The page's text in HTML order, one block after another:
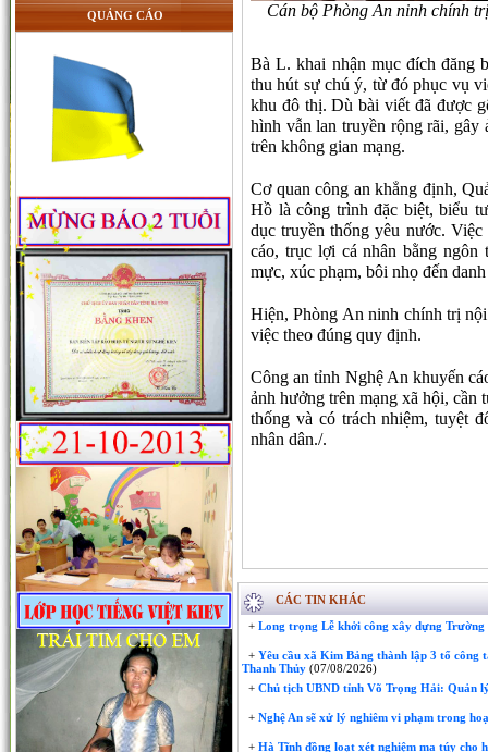
QUẢNG CÁO Cán bộ Phòng An ninh chính
Bà L. khai nhận mục đích đăng
thu hút sự chú ý, từ đó phục vụ
khu đô thị. Dù bài viết đã được
hình vẫn lan truyền rộng rãi,
trên không gian mạng.
Cơ quan công an khẳng định,
Hồ là công trình đặc biệt, biểu
dục truyền thống yêu nước.
cáo, trục lợi cá nhân bằng
mực, xúc phạm, bôi nhọ đến
Hiện, Phòng An ninh chính trị
việc theo đúng quy định.
Công an tỉnh Nghệ An khuyến
ảnh hưởng trên mạng xã hội,
thống và có trách nhiệm, tuyệt
nhân dân./.
CÁC TIN KHÁC
+ Long trọng Lễ khởi công xây dựng
+ Yêu cầu xã Kim Bảng thành lập 3 tổ công
Thanh Thủy (07/08/2026)
+ Chủ tịch UBND tỉnh Võ Trọng Hải: Quản
+ Nghệ An sẽ xử lý nghiêm vi phạm trong
+ Hà Tĩnh đồng loạt xét nghiệm ma túy cho